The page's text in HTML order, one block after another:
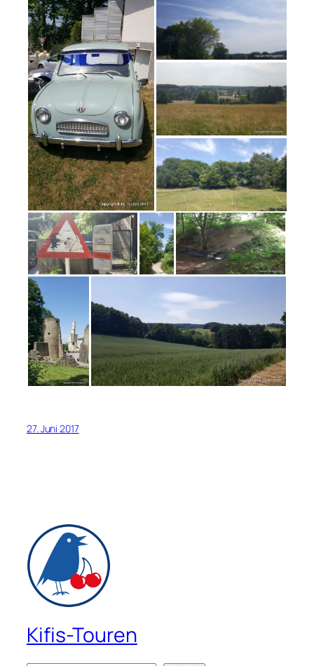
27. Juni 2017
Kifis-Touren